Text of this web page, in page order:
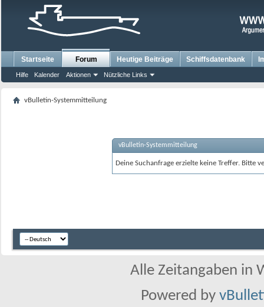
Startseite Forum
Hilfe Kalender Aktionen Nützliche Links
Heutige Beiträge Schiffsdatenbank
vBulletin-Systemmitteilung
vBulletin-Systemmitteilung
Deine Suchanfrage erzielte keine Treffer. Bitte
Alle Zeitangaben in
Powered by